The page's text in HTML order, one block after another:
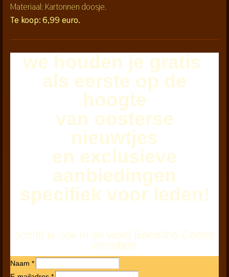
Materiaal: Kartonnen doosje.
Te koop:6,99 euro.
we houden je gratis
als eerste op de
hoogte
van oosterse
nieuwtjes
en exclusieve
aanbiedingen
specifiek voor leden!
schrijf je ook in en word Boeddha Centre
member!
Naam *